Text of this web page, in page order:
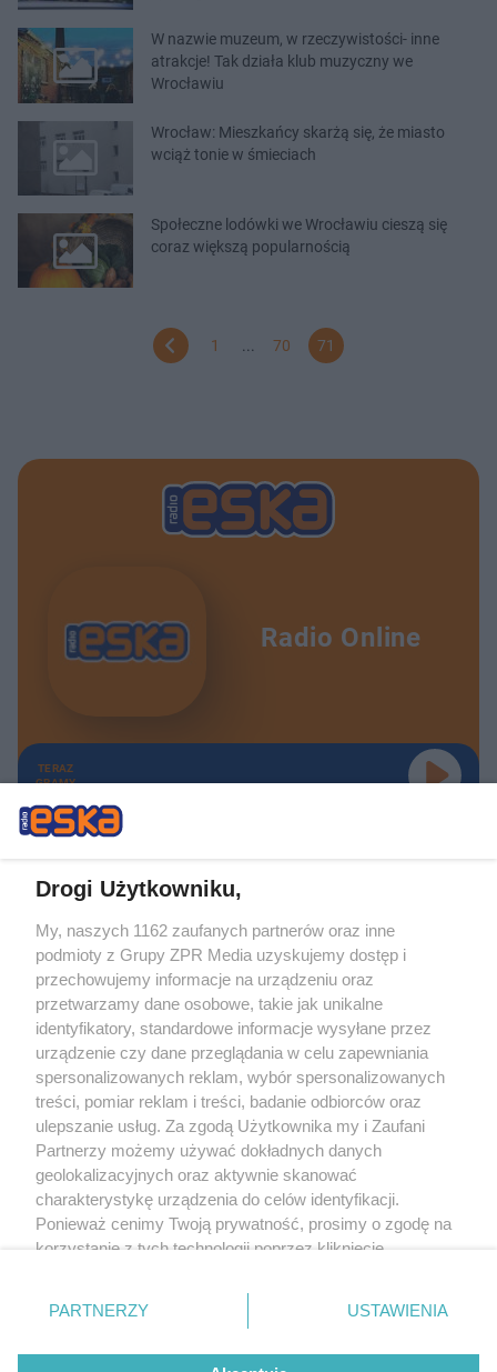
W nazwie muzeum, w rzeczywistości- inne
atrakcje! Tak działa klub muzyczny we
Wrocławiu
Wrocław: Mieszkańcy skarżą się, że miasto
wciąż tonie w śmieciach
Społeczne lodówki we Wrocławiu cieszą się
coraz większą popularnością
1 ... 70 71
Radio Online
TERAZ
GRAMY
Żaden utwór zamieszczony w serwisie nie może być powielany i
rozpowszechniany lub dalej rozpowszechniany w jakikolwiek sposób (w
tym także elektroniczny lub mechaniczny) na jakimkolwiek polu
eksploatacji w jakiejkolwiek formie, włącznie z umieszczaniem w Internecie
bez pisemnej zgody właściciela praw. Jakiekolwiek użycie lub
wykorzystanie utworów w całości lub w części z naruszeniem prawa, tzn.
bez właściwej zgody, jest zabronione pod groźbą kary i może być ścigane
prawnie.
O nas
Drogi Użytkowniku,
My, naszych 1162 zaufanych partnerów oraz inne
podmioty z Grupy ZPR Media uzyskujemy dostęp i
przechowujemy informacje na urządzeniu oraz
przetwarzamy dane osobowe, takie jak unikalne
identyfikatory, standardowe informacje wysyłane przez
urządzenie czy dane przeglądania w celu zapewniania
spersonalizowanych reklam, wybór spersonalizowanych
treści, pomiar reklam i treści, badanie odbiorców oraz
ulepszanie usług. Za zgodą Użytkownika my i Zaufani
Partnerzy możemy używać dokładnych danych
geolokalizacyjnych oraz aktywnie skanować
charakterystykę urządzenia do celów identyfikacji.
Ponieważ cenimy Twoją prywatność, prosimy o zgodę na
korzystanie z tych technologii poprzez kliknięcie
zmienić/wycofać klikając przycisk ustawień prywatności
znajdujący się w lewym dolnym rogu strony
rodzaje przetwarzania danych nie wymagają zgody
PARTNERZY USTAWIENIA